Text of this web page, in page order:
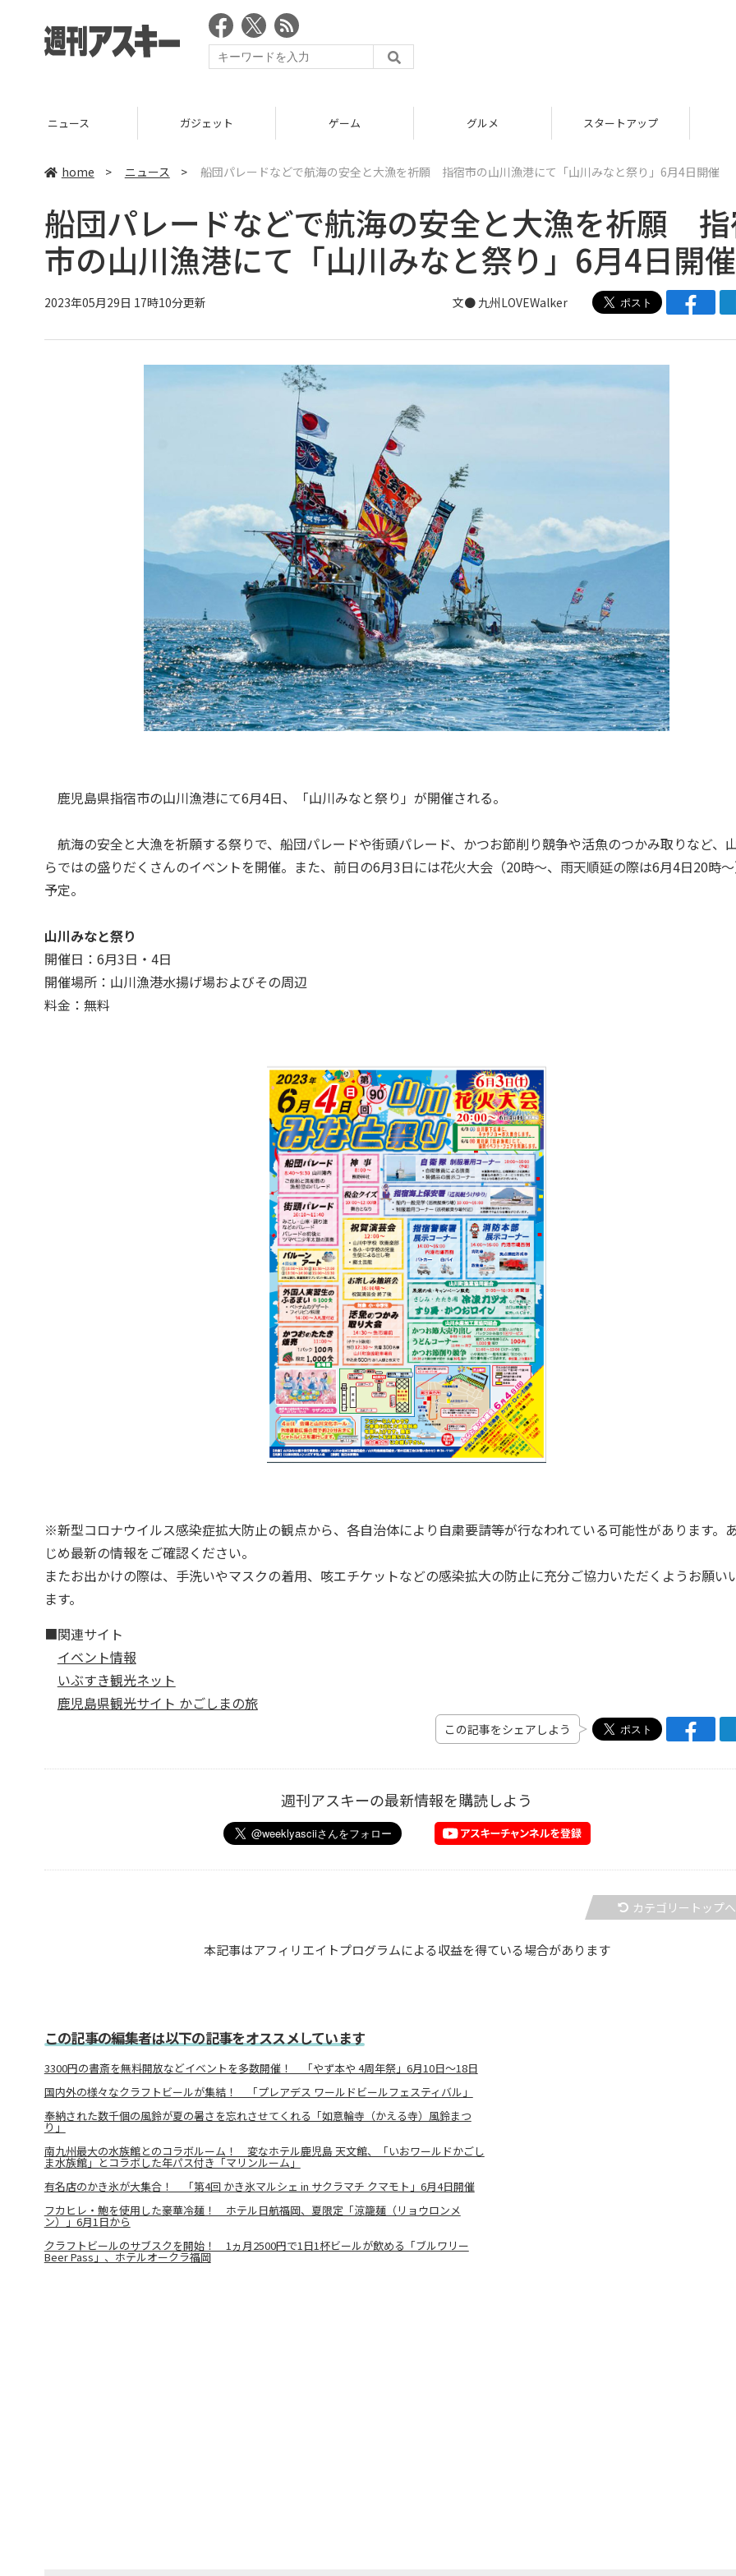
ニュース ガジェット ゲーム グルメ スタートアップ
home > ニュース > 船団パレードなどで航海の安全と大漁を祈願 指宿市の山川漁港にて「山川みなと祭り」6月4日開催
船団パレードなどで航海の安全と大漁を祈願 指
市の山川漁港にて「山川みなと祭り」6月4日開催
2023年05月29日 17時10分更新 文● 九州LOVEWalker
鹿児島県指宿市の山川漁港にて6月4日、「山川みなと祭り」が開催される。
航海の安全と大漁を祈願する祭りで、船団パレードや街頭パレード、かつお節削り競争や活魚のつかみ取りなど、
らではの盛りだくさんのイベントを開催。また、前日の6月3日には花火大会（20時～、雨天順延の際は6月4日20時
予定。
山川みなと祭り
開催日：6月3日・4日
開催場所：山川漁港水揚げ場およびその周辺
料金：無料
※新型コロナウイルス感染症拡大防止の観点から、各自治体により自粛要請等が行なわれている可能性があります。
じめ最新の情報をご確認ください。
またお出かけの際は、手洗いやマスクの着用、咳エチケットなどの感染拡大の防止に充分ご協力いただくようお願い
ます。
■関連サイト
イベント情報
いぶすき観光ネット
鹿児島県観光サイト かごしまの旅
この記事をシェアしよう
週刊アスキーの最新情報を購読しよう
カテゴリートップへ
本記事はアフィリエイトプログラムによる収益を得ている場合があります
この記事の編集者は以下の記事をオススメしています
3300円の書斎を無料開放などイベントを多数開催！ 「やず本や 4周年祭」6月10日〜18日
国内外の様々なクラフトビールが集結！ 「プレアデス ワールドビールフェスティバル」
奉納された数千個の風鈴が夏の暑さを忘れさせてくれる「如意輪寺（かえる寺）風鈴まつ
り」
南九州最大の水族館とのコラボルーム！ 変なホテル鹿児島 天文館、「いおワールドかごし
ま水族館」とコラボした年パス付き「マリンルーム」
有名店のかき氷が大集合！ 「第4回 かき氷マルシェ in サクラマチ クマモト」6月4日開催
フカヒレ・鮑を使用した豪華冷麺！ ホテル日航福岡、夏限定「涼籠麺（リョウロンメ
ン）」6月1日から
クラフトビールのサブスクを開始！ 1ヵ月2500円で1日1杯ビールが飲める「ブルワリー
Beer Pass」、ホテルオークラ福岡